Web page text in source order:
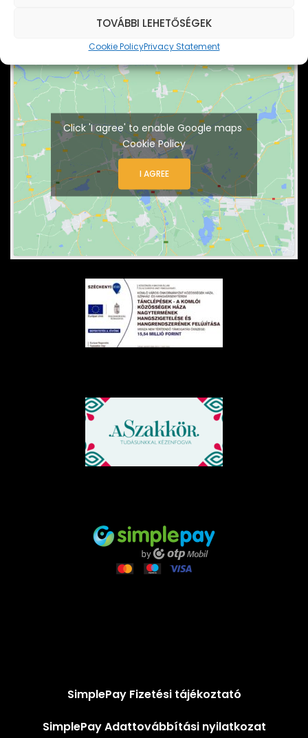
TOVÁBBI LEHETŐSÉGEK
Cookie PolicyPrivacy Statement
Click 'I agree' to enable Google maps
Cookie Policy
I AGREE
SimplePay Fizetési tájékoztató
SimplePay Adattovábbítási nyilatkozat